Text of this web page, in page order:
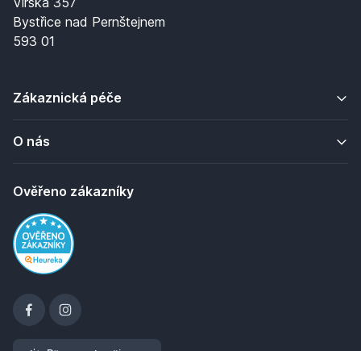
Bystřice nad Pernštejnem
593 01
Zákaznická péče
O nás
Ověřeno zákazníky